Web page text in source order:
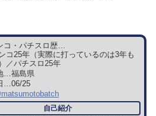
コ・パチスロ歴…
コ25年（実際に打っているのは3年も
／パチスロ25年
…福島県
…06/25